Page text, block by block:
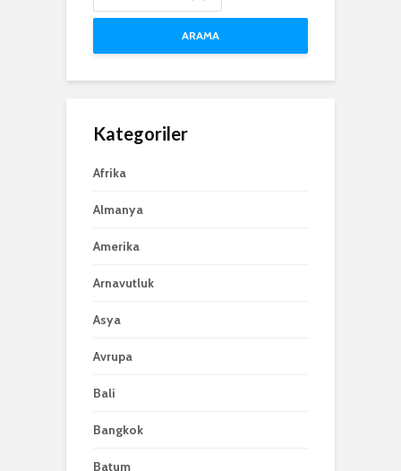
ARAMA
Kategoriler
Afrika
Almanya
Amerika
Arnavutluk
Asya
Avrupa
Bali
Bangkok
Batum